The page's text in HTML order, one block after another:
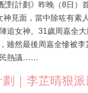
對計劃》昨晚（8日）
神見面，當中除咗有素
追女神。31歲周嘉全
雖然最後周嘉全慘被李
民熱議……
｜李芷晴狠派